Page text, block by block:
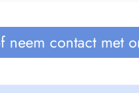
neem contact met